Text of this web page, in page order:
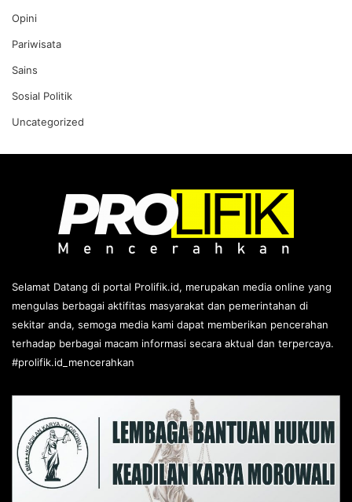
Opini
Pariwisata
Sains
Sosial Politik
Uncategorized
Selamat Datang di portal Prolifik.id, merupakan media online yang
mengulas berbagai aktifitas masyarakat dan pemerintahan di
sekitar anda, semoga media kami dapat memberikan pencerahan
terhadap berbagai macam informasi secara aktual dan terpercaya.
#prolifik.id_mencerahkan